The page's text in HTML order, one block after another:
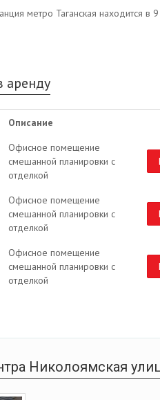
метро Таганская находится в
аренду
Описание
Офисное помещение
смешанной планировки с
отделкой
Офисное помещение
смешанной планировки с
отделкой
Офисное помещение
смешанной планировки с
отделкой
Николоямская